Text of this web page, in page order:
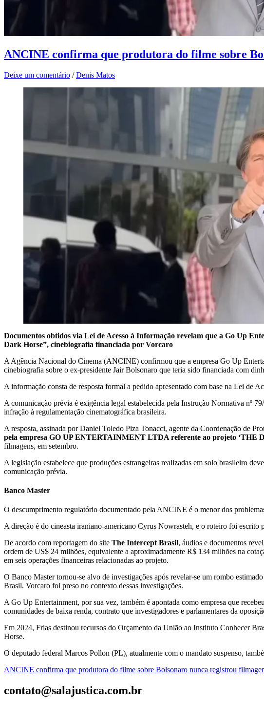
ANCINE confirma que produtora do filme sobre
Deixe um comentário /Denis Matos
Documentos obtidos via Lei de Acesso à Informação revelam que a Go Up
Dark Horse”, cinebiografia financiada por Vorcaro
A Agência Nacional do Cinema (ANCINE) confirmou que a empresa Go Up
cinebiografia sobre o ex-presidente Jair Bolsonaro que teria sido financiada com
A informação consta de resposta formal a pedido apresentado com base na Lei de
A comunicação prévia é exigência legal estabelecida pela Instrução Normativa nº
infração à regulamentação cinematográfica brasileira.
A resposta, assinada por Daniel Toledo Piza Tonacci, agente da Coordenação de
pela empresa GO UP ENTERTAINMENT LTDA referente ao projeto ‘THE
filmagens, em setembro.
A legislação estabelece que produções estrangeiras realizadas em solo brasileiro
comunicação prévia.
Banco Master
O descumprimento regulatório documentado pela ANCINE é o menor dos
A direção é do cineasta iraniano-americano Cyrus Nowrasteh, e o roteiro foi
De acordo com reportagem do site The Intercept Brasil, áudios e documentos
ordem de US$ 24 milhões, equivalente a aproximadamente R$ 134 milhões na
em seis operações financeiras relacionadas ao projeto.
O Banco Master tornou-se alvo de investigações após revelar-se um rombo
Brasil. Vorcaro foi preso no contexto dessas investigações.
A Go Up Entertainment, por sua vez, também é apontada como empresa que
comunidades de baixa renda, contrato que investigadores e parlamentares da
Em 2024, Frias destinou recursos do Orçamento da União ao Instituto Conhecer
Horse.
O deputado federal Marcos Pollon (PL), atualmente com o mandato suspenso,
ANCINE confirma que produtora do filme sobre Bolsonaro nunca registrou
contato@salajustica.com.br